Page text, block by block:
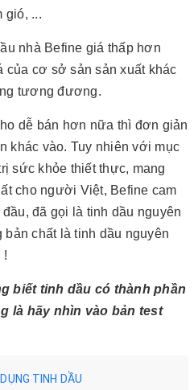
gió, ...
nhà Befine giá thấp hơn
của cơ sở sản sản xuất khác
tương đương.
dễ bán hơn nữa thì đơn giản
khác vào. Tuy nhiên với mục
sức khỏe thiết thực, mang
cho người Việt, Befine cam
đã gọi là tinh dầu nguyên
chất là tinh dầu nguyên
!
biết tinh dầu có thành phần
là hãy nhìn vào bản test
TINH DẦU